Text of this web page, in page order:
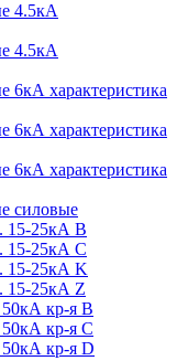
4.5кА
4.5кА
6кА характеристика
6кА характеристика
6кА характеристика
силовые
15-25кА B
15-25кА C
15-25кА K
15-25кА Z
кр-я B
кр-я C
кр-я D